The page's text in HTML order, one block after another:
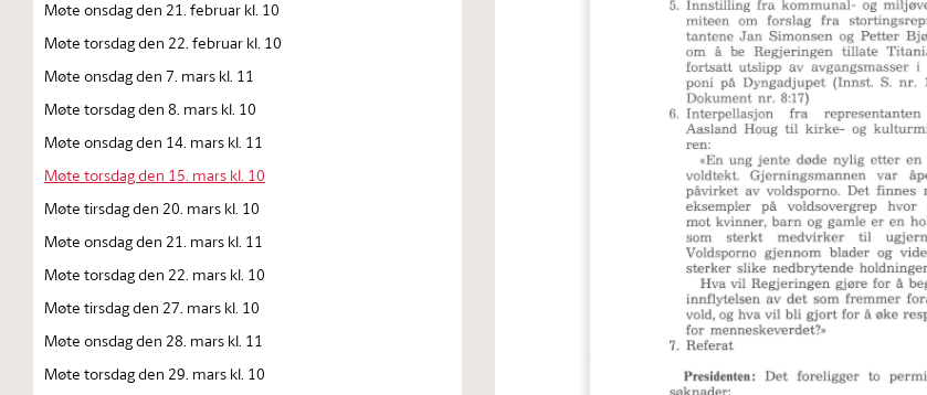
Møte onsdag den 21. februar kl. 10
Møte torsdag den 22. februar kl. 10
Møte onsdag den 7. mars kl. 11
Møte torsdag den 8. mars kl. 10
Møte onsdag den 14. mars kl. 11
Møte torsdag den 15. mars kl. 10
Møte tirsdag den 20. mars kl. 10
Møte onsdag den 21. mars kl. 11
Møte torsdag den 22. mars kl. 10
Møte tirsdag den 27. mars kl. 10
Møte onsdag den 28. mars kl. 11
Møte torsdag den 29. mars kl. 10